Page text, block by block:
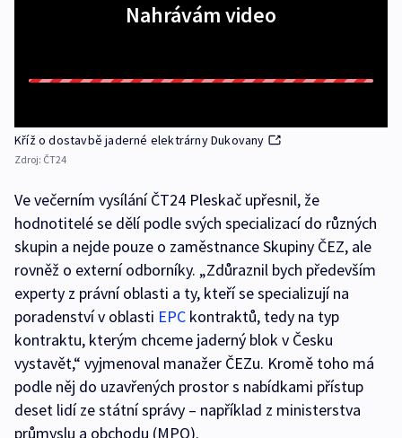
Nahrávám video
Kříž o dostavbě jaderné elektrárny Dukovany
Zdroj: ČT24
Ve večerním vysílání ČT24 Pleskač upřesnil, že
hodnotitelé se dělí podle svých specializací do různých
skupin a nejde pouze o zaměstnance Skupiny ČEZ, ale
rovněž o externí odborníky. „Zdůraznil bych především
experty z právní oblasti a ty, kteří se specializují na
poradenství v oblasti EPC kontraktů, tedy na typ
kontraktu, kterým chceme jaderný blok v Česku
vystavět,“ vyjmenoval manažer ČEZu. Kromě toho má
podle něj do uzavřených prostor s nabídkami přístup
deset lidí ze státní správy – například z ministerstva
průmyslu a obchodu (MPO).